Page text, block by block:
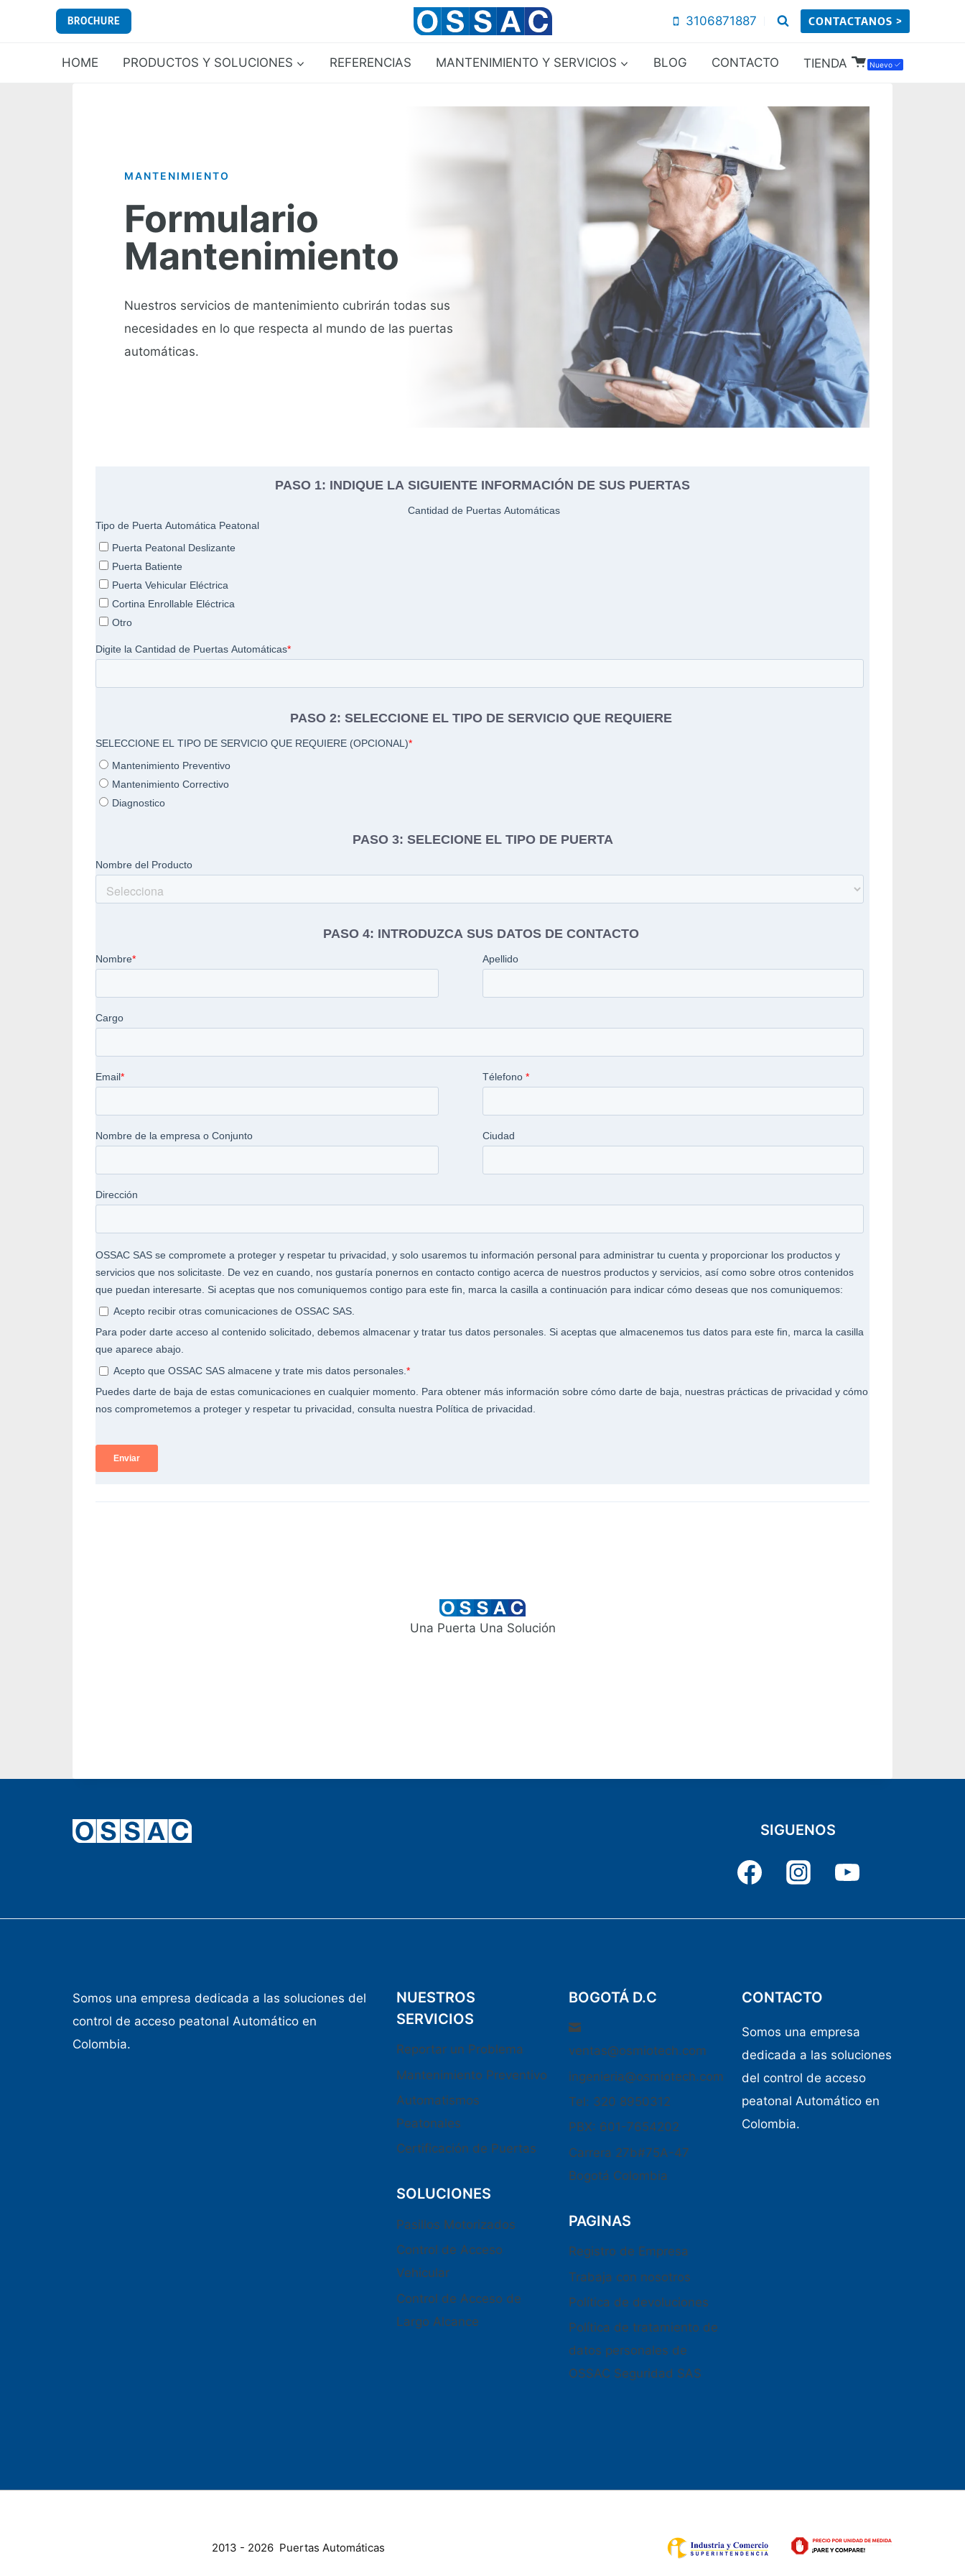
BROCHURE 3106871887 CONTACTANOS >
HOME PRODUCTOS Y SOLUCIONES REFERENCIAS MANTENIMIENTO Y SERVICIOS BLOG CONTACTO TIENDA Nuevo
MANTENIMIENTO​
Formulario
Mantenimiento
Nuestros servicios de mantenimiento cubrirán todas sus
necesidades en lo que respecta al mundo de las puertas
automáticas.
Una Puerta Una Solución
SIGUENOS
Somos una empresa dedicada a las soluciones del
control de acceso peatonal Automático en
Colombia.
NUESTROS
SERVICIOS
Reportar un Problema
Mantenimiento Preventivo
Automatismos
Peatonales
Certificación de Puertas
SOLUCIONES
Pasillos Motorizados
Control de Acceso
Vehicular
Control de Acceso de
Largo Alcance
BOGOTÁ D.C
ventas@osmiotech.com
ingenieria@osmiotech.com
Tel: 320 8950312
PBX: 601-7654202
Carrera 27b#75A-47
Bogotá Colombia
PAGINAS
Registro de Empresa
Trabaja con nosotros
Política de devoluciones
Política de tratamiento de
datos personales de
OSSAC Seguridad SAS
CONTACTO
Somos una empresa
dedicada a las soluciones
del control de acceso
peatonal Automático en
Colombia.
2013 - 2026 Puertas Automáticas